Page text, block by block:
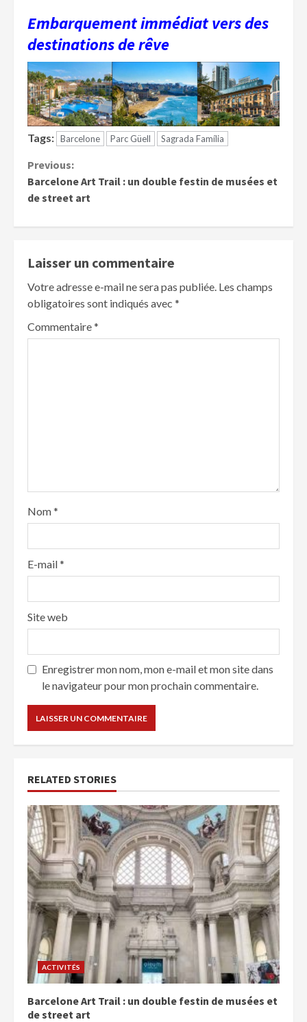
Embarquement immédiat vers des
destinations de rêve
Tags: Barcelone Parc Güell Sagrada Família
Continue
Reading
Previous:
Barcelone Art Trail : un double festin de musées et
de street art
Laisser un commentaire
Votre adresse e-mail ne sera pas publiée. Les champs
obligatoires sont indiqués avec *
Commentaire*
Nom*
E-mail*
Site web
Enregistrer mon nom, mon e-mail et mon site dans
le navigateur pour mon prochain commentaire.
RELATED STORIES
ACTIVITÉS
Barcelone Art Trail : un double festin de musées et
de street art